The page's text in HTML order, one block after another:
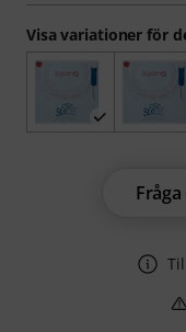
Visa variationer för
Fråga